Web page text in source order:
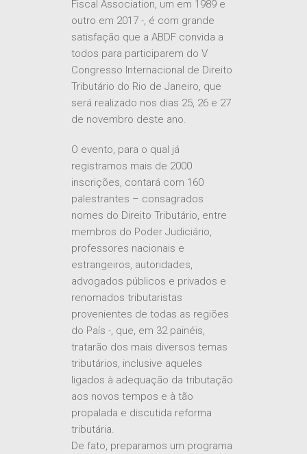
internacionais da IFA – International
Fiscal Association, um em 1989 e
outro em 2017 -, é com grande
satisfação que a ABDF convida a
todos para participarem do V
Congresso Internacional de Direito
Tributário do Rio de Janeiro, que
será realizado nos dias 25, 26 e 27
O evento, para o qual já
registramos mais de 2000
inscrições, contará com 160
palestrantes – consagrados
nomes do Direito Tributário, entre
membros do Poder Judiciário,
professores nacionais e
estrangeiros, autoridades,
advogados públicos e privados e
renomados tributaristas
provenientes de todas as regiões
do País -, que, em 32 painéis,
tratarão dos mais diversos temas
tributários, inclusive aqueles
ligados à adequação da tributação
aos novos tempos e à tão
propalada e discutida reforma
tributária.